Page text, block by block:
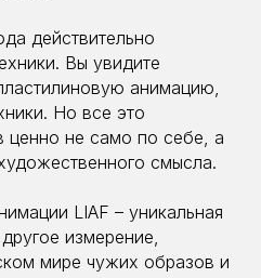
действительно
Вы увидите
анимацию,
Но все это
ценно не само по себе, а
смысла.
LIAF – уникальная
измерение,
мире чужих образов и